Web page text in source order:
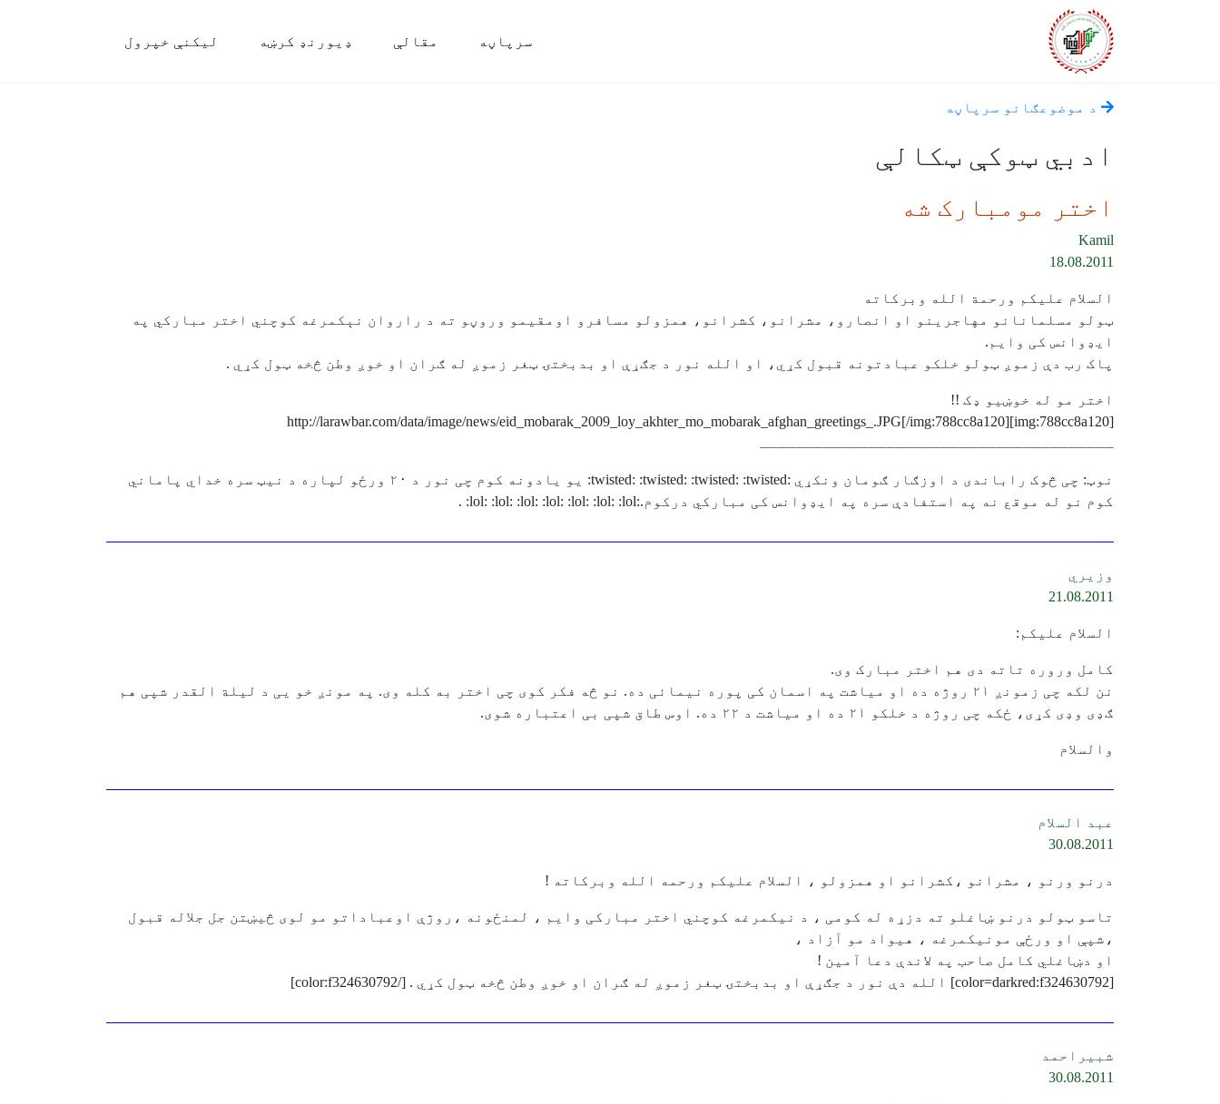
سرپاڼه مقالې ډیورنډ کرښه لیکنې خپرول
د موضوعګانو سرپاڼه
ادبي ټوکې ټکالې
اختر مومبارک شه
Kamil
18.08.2011
السلام علیکم ورحمة الله وبرکاته
ټولو مسلمانانو مهاجرینو او انصارو، مشرانو، کشرانو، همزولو مسافرو اومقیمو وروڼو ته د راروان نېکمرغه کوچني اختر مبارکي په
ایډوانس کی وایم.
پاک رب دې زموږ ټولو خلکو عبادتونه قبول کړي، او الله نور د جګړې او بدبختۍ ټغر زموږ له ګران او خوږ وطن څخه ټول کړي .
اختر مو له خوښيو ډک !!
[img:788cc8a120]http://larawbar.com/data/image/news/eid_mobarak_2009_loy_akhter_mo_mobarak_afghan_greetings_.JPG[/img:788cc8a120]
نوټ: چی څوک راباندی د اوزګار ګومان ونکړي :twisted: :twisted: :twisted: :twisted: یو یادونه کوم چی نور د ۲۰ ورځو لپاره د نیټ سره خداي پاماني
کوم نو له موقع نه په استفادې سره په ایډوانس کی مبارکي درکوم.:lol: :lol: :lol: :lol: :lol: :lol: :lol: .
وزیري
21.08.2011
السلام علیکم:
کامل وروره تاته دی هم اختر مبارک وی.
نن لکه چی زمونږ ۲۱ روژه ده او میاشت په اسمان کی پوره نیمائی ده. نو څه فکر کوی چی اختر به کله وی. په مونږ خو یی د لیلة القدر شپی هم
ګډی وډی کړی، ځکه چی روژه د خلکو ۲۱ ده او میاشت د ۲۲ ده. اوس طاق شپی بی اعتباره شوی.
والسلام
عبد السلام
30.08.2011
درنو ورنو ، مشرانو ،کشرانو او همزولو ، السلام علیکم ورحمه الله وبرکاته !
تاسو ټولو درنو ښاغلو ته دزړه له کومی ، د نیکمرغه کوچني اختر مبارکی وایم ، لمنځونه ،روژې اوعباداتو مو لوی څيښتن جل جلاله قبول
،شپې او ورځې مونیکمرغه ، هیواد مو آزاد ،
او دښاغلي کامل صاحب په لاندې دعا آمین !
[color=darkred:f324630792] الله دې نور د جګړې او بدبختۍ ټغر زموږ له ګران او خوږ وطن څخه ټول کړي . [/color:f324630792]
شبيراحمد
30.08.2011